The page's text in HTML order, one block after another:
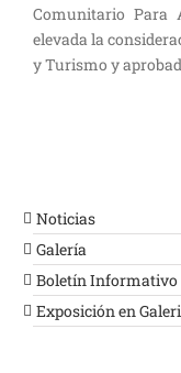
Comunitario Para
elevada la
y Turismo y
Noticias
Galería
Boletín Informativo
Exposición en